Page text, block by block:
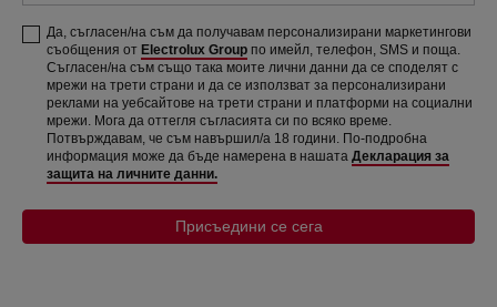
Да, съгласен/на съм да получавам персонализирани маркетингови
съобщения от Electrolux Group по имейл, телефон, SMS и поща.
Съгласен/на съм също така моите лични данни да се споделят с
мрежи на трети страни и да се използват за персонализирани
реклами на уебсайтове на трети страни и платформи на социални
мрежи. Мога да оттегля съгласията си по всяко време.
Потвърждавам, че съм навършил/а 18 години. По-подробна
информация може да бъде намерена в нашата Декларация за
защита на личните данни.
Присъедини се сега